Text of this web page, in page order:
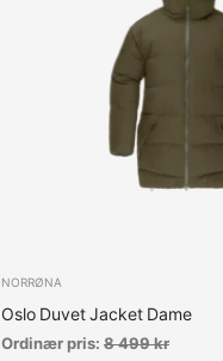
NORRØNA
Oslo Duvet Jacket Dame
Ordinær pris: 8 499kr